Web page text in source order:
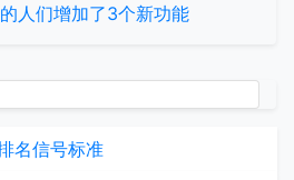
人们增加了3个新功能
名信号标准